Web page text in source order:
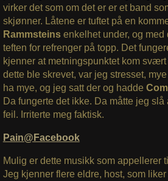
virker det som om det er er et band
skjønner. Låtene er tuftet på en
Rammsteins enkelhet under, og
teften for refrenger på topp. Det
kjenner at metningspunktet kom
dette ble skrevet, var jeg stresset,
ha mye, og jeg satt der og hadde
Da fungerte det ikke. Da måtte jeg slå
feil. Irriterte meg faktisk.
Pain@Facebook
Mulig er dette musikk som appellerer
Jeg kjenner flere eldre, host, som